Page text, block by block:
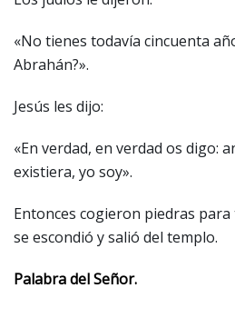
«No tienes todavía cincuenta
Abrahán?».
Jesús les dijo:
«En verdad, en verdad os digo:
existiera, yo soy».
Entonces cogieron piedras
se escondió y salió del templo.
Palabra del Señor.